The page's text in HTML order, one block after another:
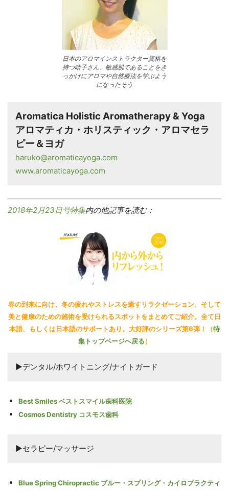
日本のアロマインストラクター資格を
持つ晴子さん。敏感肌であることをき
っかけにアロマや自然療法を学ぶよう
になったそう
Aromatica Holistic Aromatherapy & Yoga
アロマティカ・ホリスティック・アロマセラ
ピー＆ヨガ
haruko@aromaticayoga.com
www.aromaticayoga.com
2018年2月23日号特集内の他記事を読む：
春の到来に向け、冬の疲れやストレスを癒すリラクゼーション、そして
美と健康のための施術を受けられるスポットをまとめてご紹介。全て日
本語、もしくは日本語のサポートあり。 大好評のシリーズ第6弾！（特
集トップページへ戻る）
▶デンタル/ホワイトニング/ナイトガード
Best Smiles ベストスマイル歯科医院
Cosmos Dentistry コスモス歯科
▶セラピー/マッサージ
Blue Spring Chiropractic ブルー・スプリング・カイロプラクティ